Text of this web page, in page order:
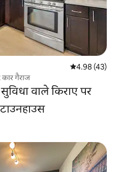
औसत रेटिंग 5 में
4.98 (43)
गैराज
वाले किराए पर